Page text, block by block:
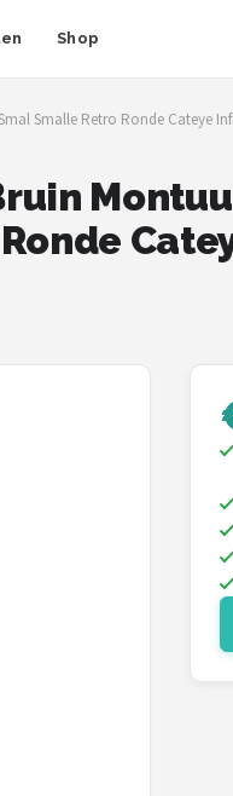
Shop
Smalle Retro Ronde Cateye